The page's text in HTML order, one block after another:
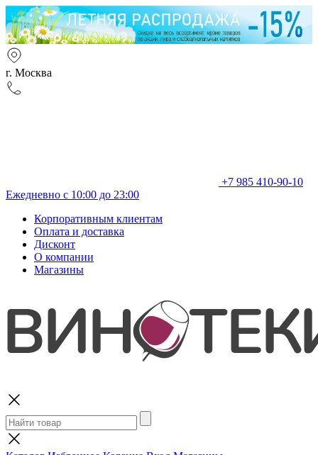
г. Москва
+7 985 410-90-10
Ежедневно с 10:00 до 23:00
Корпоративным клиентам
Оплата и доставка
Дисконт
О компании
Магазины